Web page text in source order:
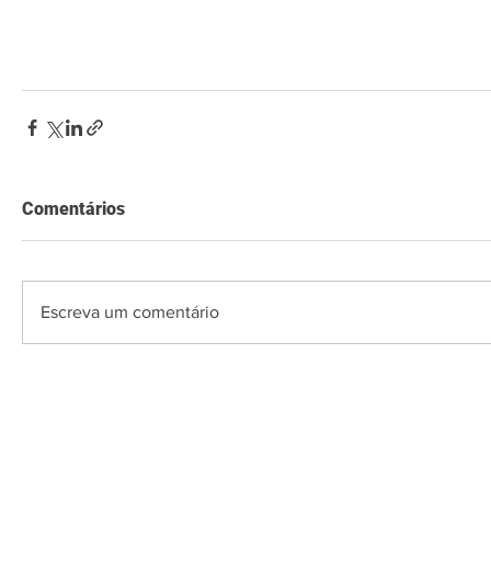
Comentários
Escreva um comentário